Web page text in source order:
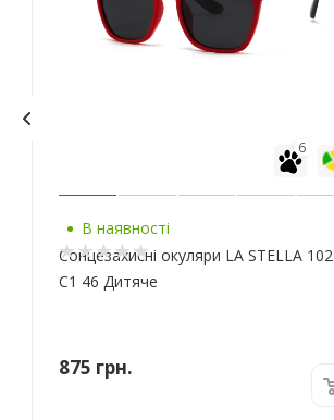
6
В наявності
Сонцезахисні окуляри LA STELLA 102
C1 46 Дитяче
875 грн.